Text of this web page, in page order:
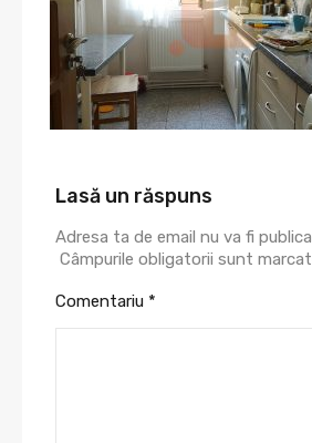
Lasă un răspuns
Adresa ta de email nu va fi
Câmpurile obligatorii sunt
Comentariu *